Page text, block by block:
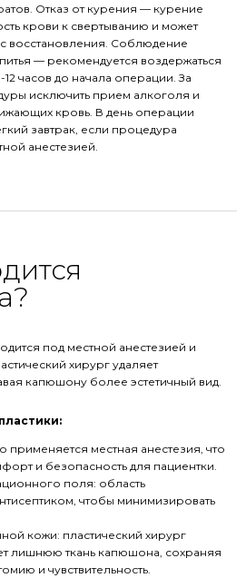
Отказ от курения — курение
крови к свертыванию и может
восстановления. Соблюдение
— рекомендуется воздержаться
12 часов до начала операции. За
исключить прием алкоголя и
кровь. В день операции
завтрак, если процедура
анестезией.
под местной анестезией и
хирург удаляет
капюшону более эстетичный вид.
применяется местная анестезия, что
и безопасность для пациентки.
поля: область
чтобы минимизировать
кожи: пластический хирург
лишнюю ткань капюшона, сохраняя
и чувствительность.